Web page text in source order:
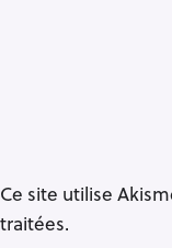
Ce site utilise
traitées.